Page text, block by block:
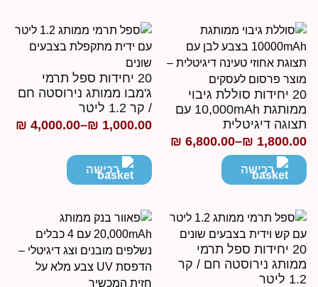
20 יחידות סוללת גיבוי
ממותגת 10,000mAh עם
דיגיטלית
₪
–
₪6,800.00
רכישה
20 יחידות ספל תרמי
ג'מבו ממותג נירוסטה חם
/ קר 1.2 ליטר
₪1,000.00
–
₪4,000.00
טווח
מחירים:
רכישה
20 יחידות ספל תרמי
נירוסטה חם / קר
ליטר